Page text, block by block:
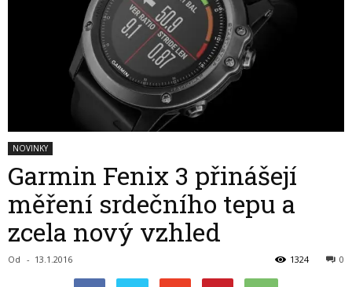
NOVINKY
Garmin Fenix 3 přinášejí
měření srdečního tepu a
zcela nový vzhled
Od - 13.1.2016 0
1324